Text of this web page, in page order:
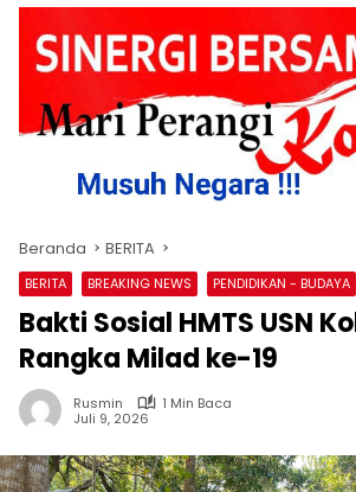
Beranda BERITA
BERITA BREAKING NEWS PENDIDIKAN - BUDAYA
Bakti Sosial HMTS USN
Rangka Milad ke-19
Rusmin
1 Min Baca
Juli 9, 2026